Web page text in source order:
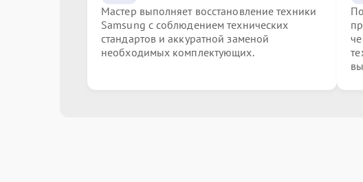
Мастер выполняет восстановление техники
Samsung с соблюдением технических
стандартов и аккуратной заменой
необходимых комплектующих.